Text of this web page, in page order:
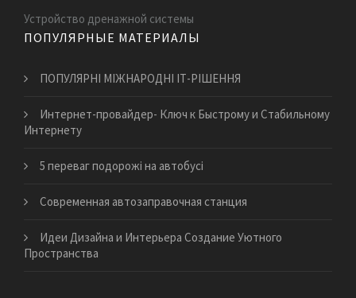
Устройство дренажной системы
ПОПУЛЯРНЫЕ МАТЕРИАЛЫ
ПОПУЛЯРНІ МІЖНАРОДНІ ІТ-РІШЕННЯ
Интернет-провайдер- Ключ к Быстрому и Стабильному
Интернету
​5 переваг подорожі на автобусі
Современная автозаправочная станция
Идеи Дизайна и Интерьера Создание Уютного
Пространства